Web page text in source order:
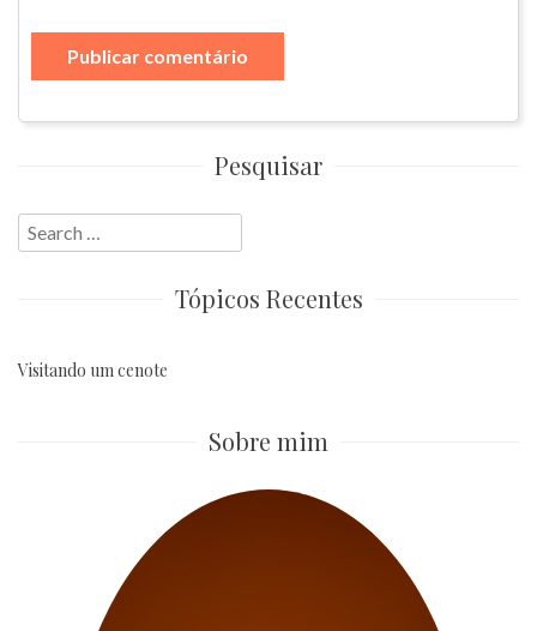
Pesquisar
Search
for:
Tópicos Recentes
Visitando um cenote
Sobre mim